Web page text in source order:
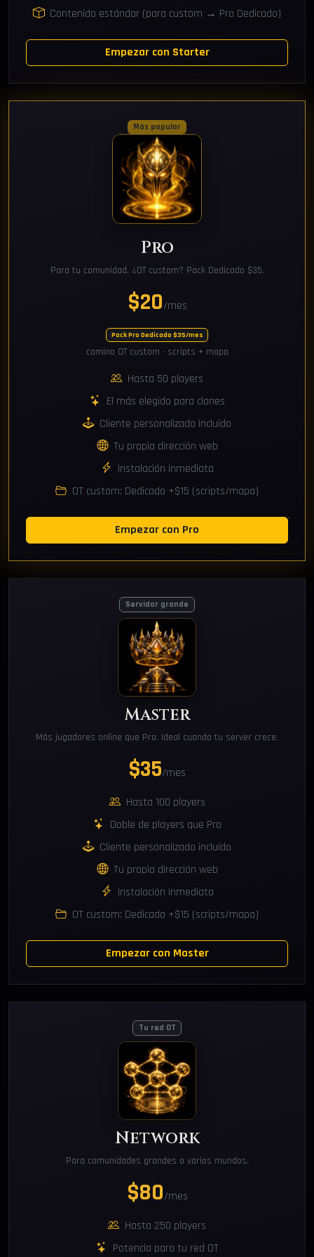
Contenido estándar (para custom → Pro Dedicado)
Empezar con Starter
Más popular
Pro
Para tu comunidad. ¿OT custom? Pack Dedicado $35.
$20/mes
Pack Pro Dedicado $35/mes
camino OT custom · scripts + mapa
Hasta 50 players
El más elegido para clanes
Cliente personalizado incluido
Tu propia dirección web
Instalación inmediata
OT custom: Dedicado +$15 (scripts/mapa)
Empezar con Pro
Servidor grande
Master
Más jugadores online que Pro. Ideal cuando tu server crece.
$35/mes
Hasta 100 players
Doble de players que Pro
Cliente personalizado incluido
Tu propia dirección web
Instalación inmediata
OT custom: Dedicado +$15 (scripts/mapa)
Empezar con Master
Tu red OT
Network
Para comunidades grandes o varios mundos.
$80/mes
Hasta 250 players
Potencia para tu red OT